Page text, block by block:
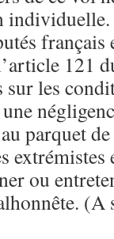
français
121
sur les
parquet
ou
(A